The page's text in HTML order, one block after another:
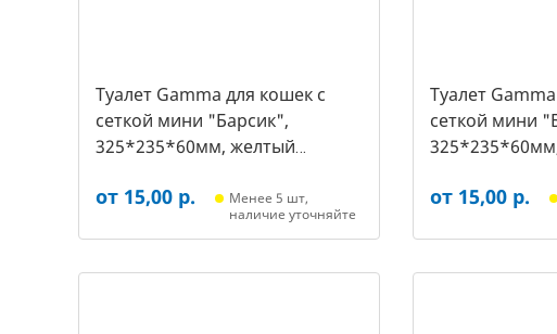
Туалет Gamma для кошек c
сеткой мини "Барсик",
325*235*60мм, желтый
от 15,00 р.
Менее 5 шт,
наличие уточняйте
Туалет
сеткой мини
от 15,00 р.